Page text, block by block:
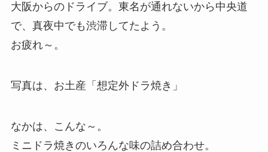
大阪からのドライブ。東名が通れないから中央道
で、真夜中でも渋滞してたよう。
お疲れ～。
写真は、お土産「想定外ドラ焼き」
なかは、こんな～。
ミニドラ焼きのいろんな味の詰め合わせ。